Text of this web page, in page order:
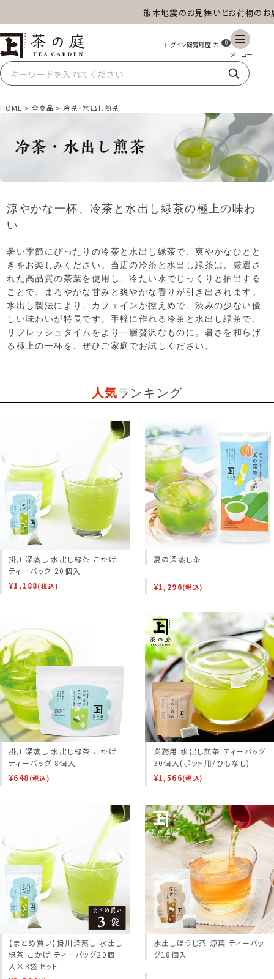
熊本地震のお見舞いとお荷物のお届け
茶の庭オンラインショップ 0
ギフト 特上高級茶 深蒸し茶 水出し茶
業務用 商品一覧
HOME 全商品 冷茶・水出し煎茶
涼やかな一杯、冷茶と水出し緑茶の極上の味わ
い
暑い季節にぴったりの冷茶と水出し緑茶で、爽やかなひとと
きをお楽しみください。当店の冷茶と水出し緑茶は、厳選さ
れた高品質の茶葉を使用し、冷たい水でじっくりと抽出する
ことで、まろやかな甘みと爽やかな香りが引き出されます。
水出し製法により、カフェインが控えめで、渋みの少ない優
しい味わいが特長です。手軽に作れる冷茶と水出し緑茶で、
リフレッシュタイムをより一層贅沢なものに。暑さを和らげ
る極上の一杯を、ぜひご家庭でお試しください。
人気ランキング
掛川深蒸し 水出し緑茶 こかげ
ティーバッグ 20個入
¥1,188(税込)
夏の深蒸し茶
¥1,296(税込)
掛川深蒸し 水出し緑茶 こかげ
ティーバッグ 8個入
¥648 (税込)
業務用 水出し煎茶 ティーバッグ
30個入(ポット用/ひもなし)
¥1,566(税込)
【まとめ買い】掛川深蒸し 水出し
緑茶 こかげ ティーバッグ20個
入×3袋セット
水出しほうじ茶 涼葉 ティーバッ
グ18個入